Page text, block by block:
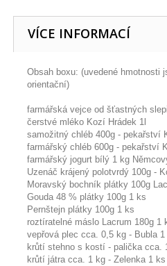
VÍCE INFORMACÍ
Obsah boxu: (uvedené hmotnosti
orientační)
farmářská vejce od šťastných
čerstvé mléko Kozí Hrádek 1l
samožitný chléb 400g - pekařství
farmářský chléb 600g - pekařství
farmářský jogurt bílý 1 kg
Uzenáč krájený polotvrdý 100g -
Moravský bochník plátky 100g
Gouda 48 % plátky 100g 1 ks
Pernštejn plátky 100g 1 ks
roztíratelné máslo Lacrum 180g 1
vepřová plec cca. 0,5 kg - Bubla 1
krůtí stehno s kostí - palička cca.
krůtí játra cca. 1 kg - Zelenka 1 ks